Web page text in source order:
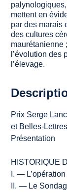
mettent en
par des marais
des cultures
maurétanienne
l’évolution des
l’élevage.
Prix Serge
et Belles-
Présentation
HISTORIQUE
I. —
II. — Le